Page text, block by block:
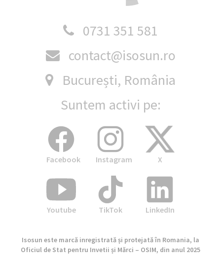
0731 351 581
contact@isosun.ro
București, România
Suntem activi pe:
Facebook Instagram X
Youtube TikTok LinkedIn
Isosun este marcă inregistrată și protejată în Romania, la
Oficiul de Stat pentru Invetii și Mărci – OSIM, din anul 2025